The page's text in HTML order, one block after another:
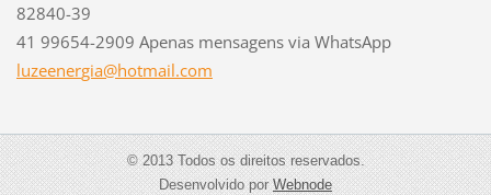
82840-39
41 99654-2909 Apenas mensagens via WhatsApp
luzeenergia@hotmail.com
© 2013 Todos os direitos reservados.
Desenvolvido porWebnode